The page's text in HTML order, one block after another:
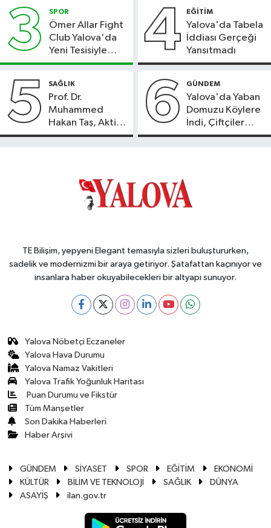
3 SPOR
Ömer Allar Fight
Club Yalova'da
Yeni Tesisiyle
Hizmete Başladı
4 EĞİTİM
Yalova'da Tabela
İddiası Gerçeği
Yansıtmadı
5 SAĞLIK
Prof. Dr.
Muhammed
Hakan Taş, Aktif
International
6 GÜNDEM
Yalova'da Yaban
Domuzu Köylere
İndi, Çiftçiler
Endişeli!
TE Bilişim, yepyeni Elegant temasıyla sizleri buluştururken,
sadelik ve modernizmi bir araya getiriyor. Şatafattan kaçınıyor ve
insanlara haber okuyabilecekleri bir altyapı sunuyor.
Yalova Nöbetçi Eczaneler
Yalova Hava Durumu
Yalova Namaz Vakitleri
Yalova Trafik Yoğunluk Haritası
Puan Durumu ve Fikstür
Tüm Manşetler
Son Dakika Haberleri
Haber Arşivi
GÜNDEM SİYASET SPOR EĞİTİM
EKONOMİ
KÜLTÜR
BİLİM VE TEKNOLOJİ SAĞLIK
DÜNYA
ASAYİŞ
ilan.gov.tr